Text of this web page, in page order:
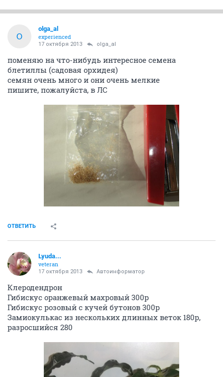
O
olga_al
experienced
17 октября 2013 olga_al
поменяю на что-нибудь интересное семена
блетиллы (садовая орхидея)
семян очень много и они очень мелкие
пишите, пожалуйста, в ЛС
ОТВЕТИТЬ
Lyuda...
veteran
17 октября 2013 Автоинформатор
Клеродендрон
Гибискус оранжевый махровый 300р
Гибискус розовый с кучей бутонов 300р
Замиокулькас из нескольких длинных веток 180р,
разросшийся 280